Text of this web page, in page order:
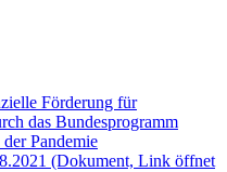
Förderung für
das Bundesprogramm
Pandemie
(Dokument, Link öffnet